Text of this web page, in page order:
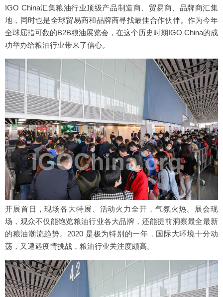
IGO China汇集粮油行业顶级产品制造商、贸易商、品牌商汇集
地，同时也是全球贸易商和品牌商寻找最佳合作伙伴。作为今年
全球屈指可数的B2B粮油展览会，在这个历史时期IGO China的成
功举办给粮油行业带来了信心。
开展首日，现场各大特展、活动火力全开，气氛火热。展会现
场，观众不仅能饱览粮油行业各大品牌，还能提前洞察最全最新
的粮油潮流趋势。2020 是极为特别的一年，国际大环境十分动
荡，又遭遇疫情挑战，粮油行业关注度颇高。